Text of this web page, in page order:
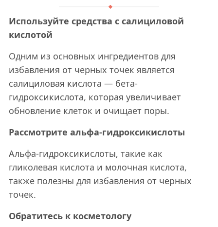
Используйте средства с салициловой
кислотой
Одним из основных ингредиентов для
избавления от черных точек является
салициловая кислота — бета-
гидроксикислота, которая увеличивает
обновление клеток и очищает поры.
Рассмотрите альфа-гидроксикислоты
Альфа-гидроксикислоты, такие как
гликолевая кислота и молочная кислота,
также полезны для избавления от черных
точек.
Обратитесь к косметологу